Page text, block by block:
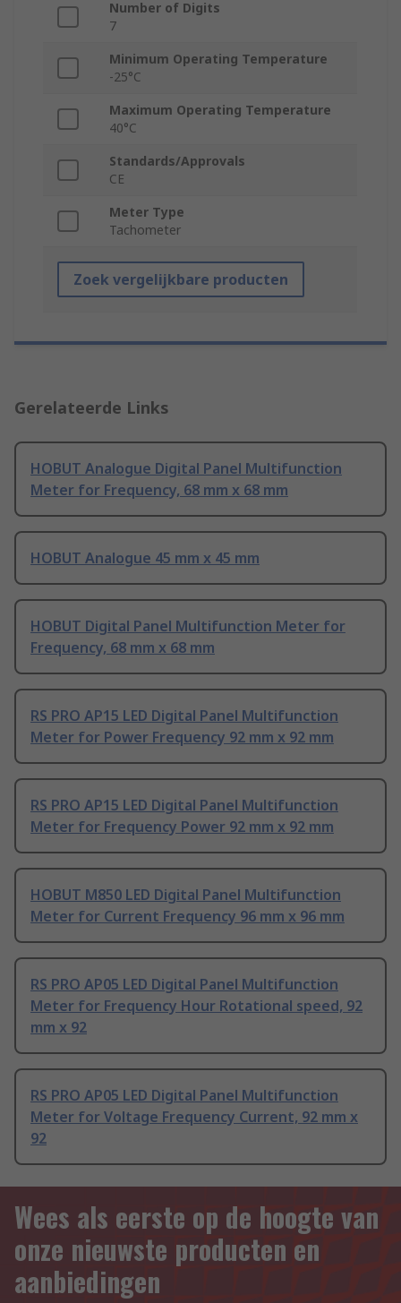
Number of Digits
7
Minimum Operating Temperature
-25°C
Maximum Operating Temperature
40°C
Standards/Approvals
CE
Meter Type
Tachometer
Zoek vergelijkbare producten
Gerelateerde Links
HOBUT Analogue Digital Panel Multifunction
Meter for Frequency, 68 mm x 68 mm
HOBUT Analogue 45 mm x 45 mm
HOBUT Digital Panel Multifunction Meter for
Frequency, 68 mm x 68 mm
RS PRO AP15 LED Digital Panel Multifunction
Meter for Power Frequency 92 mm x 92 mm
RS PRO AP15 LED Digital Panel Multifunction
Meter for Frequency Power 92 mm x 92 mm
HOBUT M850 LED Digital Panel Multifunction
Meter for Current Frequency 96 mm x 96 mm
RS PRO AP05 LED Digital Panel Multifunction
Meter for Frequency Hour Rotational speed, 92
mm x 92
RS PRO AP05 LED Digital Panel Multifunction
Meter for Voltage Frequency Current, 92 mm x
92
Wees als eerste op de hoogte van
onze nieuwste producten en
aanbiedingen